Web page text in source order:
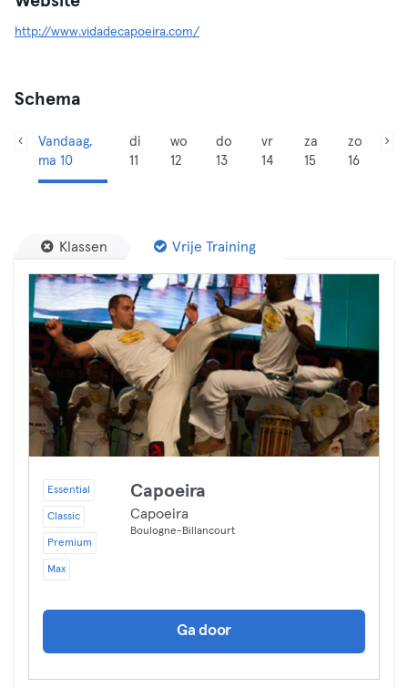
http://www.vidadecapoeira.com/
Schema
Vandaag,
ma 10
di
11
wo
12
do
13
vr
14
za
15
zo
16
Klassen Vrije Training
Essential
Classic
Premium
Max
Capoeira
Capoeira
Boulogne-Billancourt
Ga door